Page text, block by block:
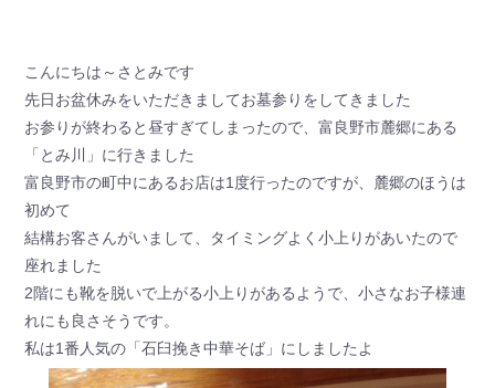
こんにちは～さとみです
先日お盆休みをいただきましてお墓参りをしてきました
お参りが終わると昼すぎてしまったので、富良野市麓郷にある
「とみ川」に行きました
富良野市の町中にあるお店は1度行ったのですが、麓郷のほうは
初めて
結構お客さんがいまして、タイミングよく小上りがあいたので
座れました
2階にも靴を脱いで上がる小上りがあるようで、小さなお子様連
れにも良さそうです。
私は1番人気の「石臼挽き中華そば」にしましたよ